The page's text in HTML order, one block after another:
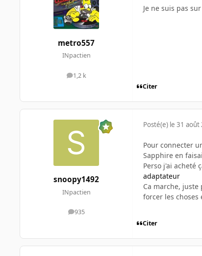
metro557
INpactien
1,2 k
messages
Je ne suis pas
Citer
snoopy1492
INpactien
935
messages
Posté(e) le 31 août
Pour connecter
Sapphire en
Perso j'ai acheté
adaptateur
Ca marche,
forcer les choses
Citer